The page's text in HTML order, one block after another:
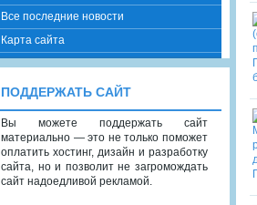
Все последние новости
Карта сайта
ПОДДЕРЖАТЬ САЙТ
Вы можете поддержать сайт
материально — это не только поможет
оплатить хостинг, дизайн и разработку
сайта, но и позволит не загромождать
сайт надоедливой рекламой.